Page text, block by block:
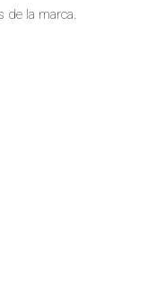
de la marca.